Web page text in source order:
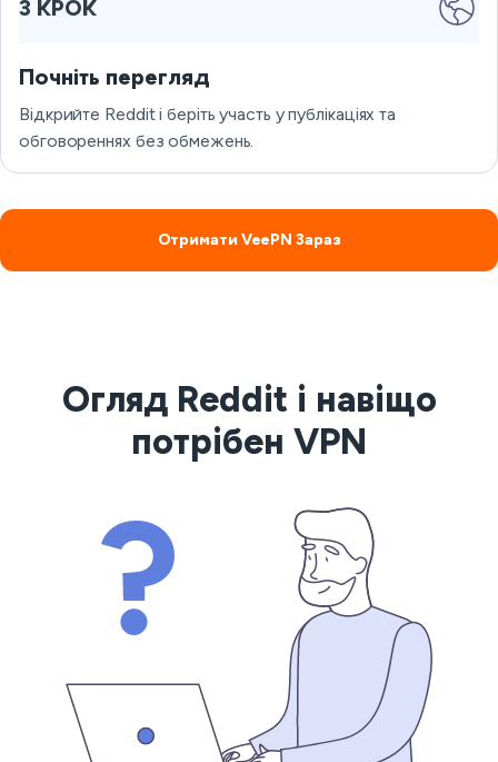
3 КРОК
Почніть перегляд
Відкрийте Reddit і беріть участь у публікаціях та
обговореннях без обмежень.
Отримати VeePN Зараз
Огляд Reddit і навіщо
потрібен VPN